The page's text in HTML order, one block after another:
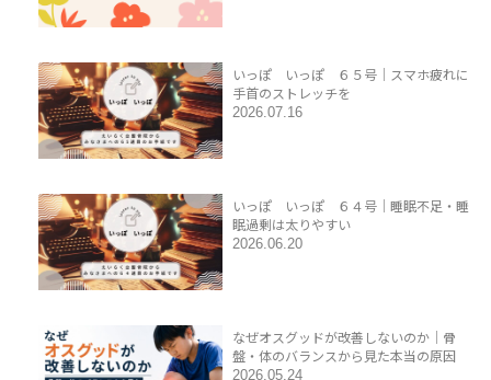
いっぽ いっぽ ６５号｜スマホ疲れに
手首のストレッチを
2026.07.16
いっぽ いっぽ ６４号｜睡眠不足・睡
眠過剰は太りやすい
2026.06.20
なぜオスグッドが改善しないのか｜骨
盤・体のバランスから見た本当の原因
2026.05.24